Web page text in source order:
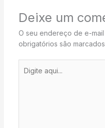
Deixe um
O seu endereço de e-
obrigatórios são
aqui...